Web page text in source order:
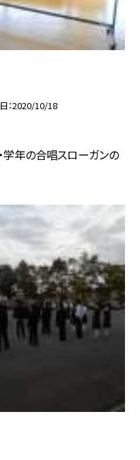
2020/10/18
年の合唱スローガンの